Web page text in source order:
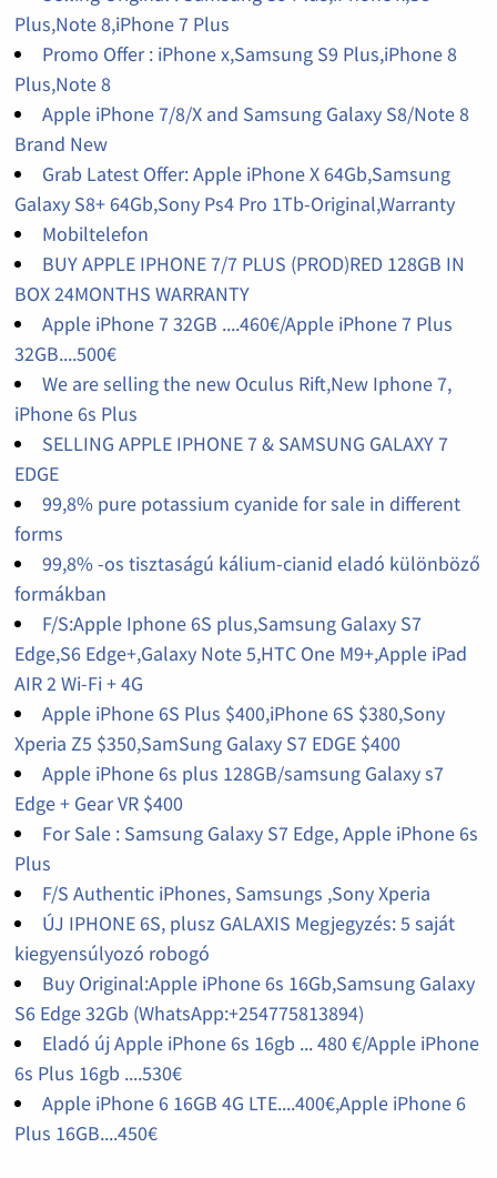
Plus,Note 8,iPhone 7 Plus
Promo Offer : iPhone x,Samsung S9 Plus,iPhone 8
Plus,Note 8
Apple iPhone 7/8/X and Samsung Galaxy S8/Note 8
Brand New
Grab Latest Offer: Apple iPhone X 64Gb,Samsung
Galaxy S8+ 64Gb,Sony Ps4 Pro 1Tb-Original,Warranty
Mobiltelefon
BUY APPLE IPHONE 7/7 PLUS (PROD)RED 128GB IN
BOX 24MONTHS WARRANTY
Apple iPhone 7 32GB ....460€/Apple iPhone 7 Plus
32GB....500€
We are selling the new Oculus Rift,New Iphone 7,
iPhone 6s Plus
SELLING APPLE IPHONE 7 & SAMSUNG GALAXY 7
EDGE
99,8% pure potassium cyanide for sale in different
forms
99,8% -os tisztaságú kálium-cianid eladó különböző
formákban
F/S:Apple Iphone 6S plus,Samsung Galaxy S7
Edge,S6 Edge+,Galaxy Note 5,HTC One M9+,Apple iPad
AIR 2 Wi-Fi + 4G
Apple iPhone 6S Plus $400,iPhone 6S $380,Sony
Xperia Z5 $350,SamSung Galaxy S7 EDGE $400
Apple iPhone 6s plus 128GB/samsung Galaxy s7
Edge + Gear VR $400
For Sale : Samsung Galaxy S7 Edge, Apple iPhone 6s
Plus
F/S Authentic iPhones, Samsungs ,Sony Xperia
ÚJ IPHONE 6S, plusz GALAXIS Megjegyzés: 5 saját
kiegyensúlyozó robogó
Buy Original:Apple iPhone 6s 16Gb,Samsung Galaxy
S6 Edge 32Gb (WhatsApp:+254775813894)
Eladó új Apple iPhone 6s 16gb ... 480 €/Apple iPhone
6s Plus 16gb ....530€
Apple iPhone 6 16GB 4G LTE....400€,Apple iPhone 6
Plus 16GB....450€